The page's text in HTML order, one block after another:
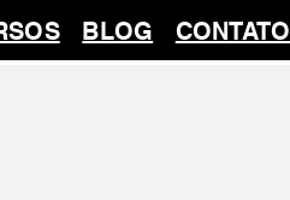
BLOG CONTATO